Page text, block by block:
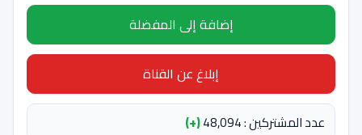
إضافة إلى المفضلة
إبلاغ عن القناة
عدد المشتركين : 48,094
(+)